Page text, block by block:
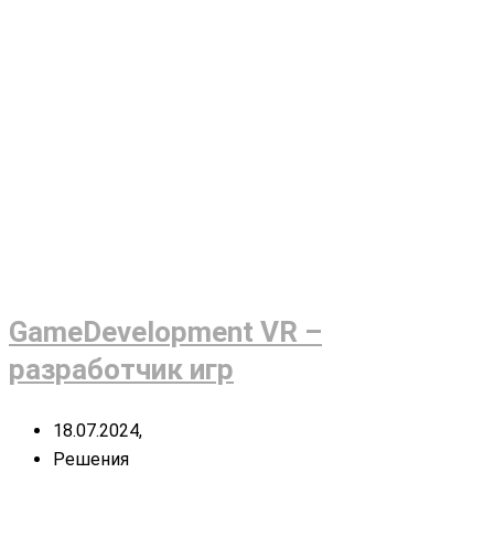
GameDevelopment VR –
разработчик игр
18.07.2024,
Решения